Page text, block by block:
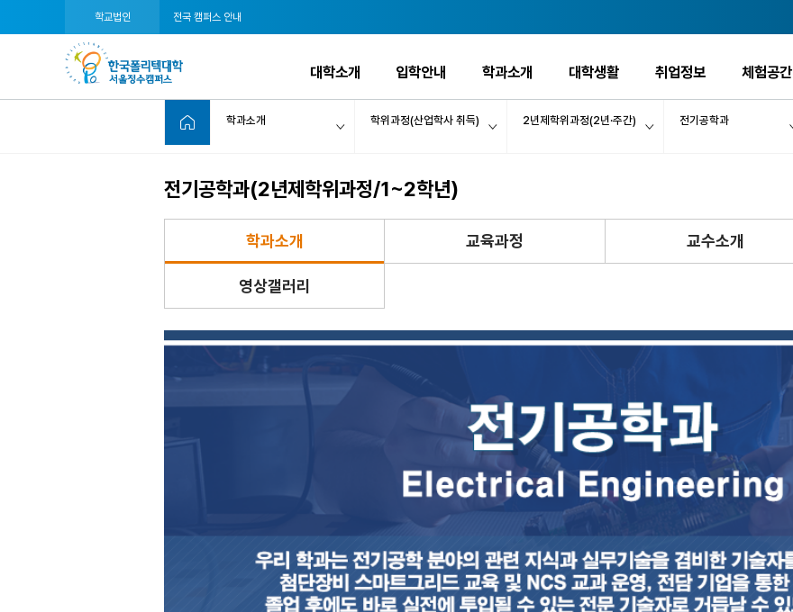
학교법인 전국 캠퍼스 안내
대학소개 입학안내 학과소개 대학생활 취업정보 체험공간
학과소개 학위과정(산업학사 취득) 2년제학위과정(2년·주간) 전기공학과
전기공학과(2년제학위과정/1~2학년)
학과소개 교육과정 교수소개
영상갤러리